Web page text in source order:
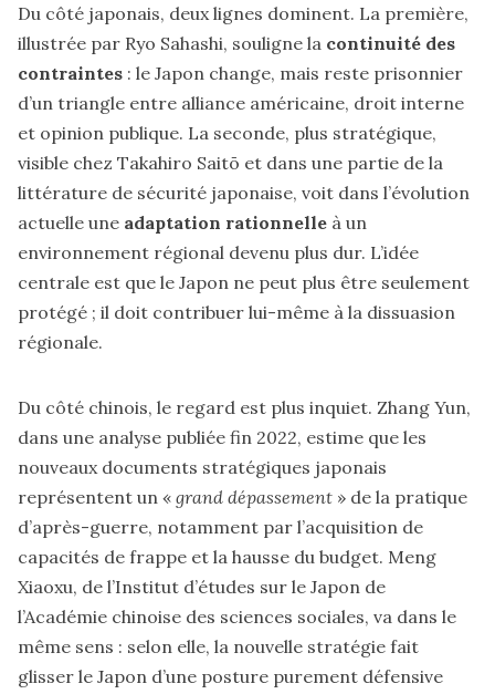
Du côté japonais, deux lignes dominent. La première,
illustrée par Ryo Sahashi, souligne la continuité des
contraintes : le Japon change, mais reste prisonnier
d’un triangle entre alliance américaine, droit interne
et opinion publique. La seconde, plus stratégique,
visible chez Takahiro Saitō et dans une partie de la
littérature de sécurité japonaise, voit dans l’évolution
actuelle une adaptation rationnelle à un
environnement régional devenu plus dur. L’idée
centrale est que le Japon ne peut plus être seulement
protégé ; il doit contribuer lui-même à la dissuasion
régionale.
Du côté chinois, le regard est plus inquiet. Zhang Yun,
dans une analyse publiée fin 2022, estime que les
nouveaux documents stratégiques japonais
représentent un « grand dépassement » de la pratique
d’après-guerre, notamment par l’acquisition de
capacités de frappe et la hausse du budget. Meng
Xiaoxu, de l’Institut d’études sur le Japon de
l’Académie chinoise des sciences sociales, va dans le
même sens : selon elle, la nouvelle stratégie fait
glisser le Japon d’une posture purement défensive